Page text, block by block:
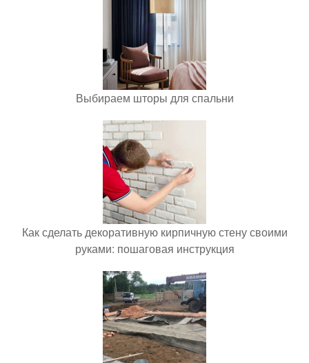
Выбираем шторы для спальни
Как сделать декоративную кирпичную стену своими
руками: пошаговая инструкция